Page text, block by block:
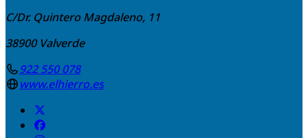
C/Dr. Quintero Magdaleno, 11
38900 Valverde
922 550 078
www.elhierro.es